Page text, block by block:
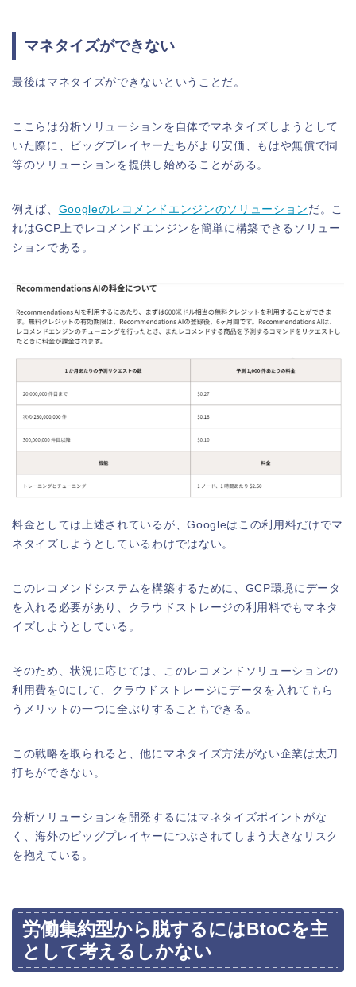
マネタイズができない
最後はマネタイズができないということだ。
ここらは分析ソリューションを自体でマネタイズしようとして
いた際に、ビッグプレイヤーたちがより安価、もはや無償で同
等のソリューションを提供し始めることがある。
例えば、 Googleのレコメンドエンジンのソリューション だ。こ
れはGCP上でレコメンドエンジンを簡単に構築できるソリュー
ションである。
料金としては上述されているが、Googleはこの利用料だけでマ
ネタイズしようとしているわけではない。
このレコメンドシステムを構築するために、GCP環境にデータ
を入れる必要があり、クラウドストレージの利用料でもマネタ
イズしようとしている。
そのため、状況に応じては、このレコメンドソリューションの
利用費を0にして、クラウドストレージにデータを入れてもら
うメリットの一つに全ぶりすることもできる。
この戦略を取られると、他にマネタイズ方法がない企業は太刀
打ちができない。
分析ソリューションを開発するにはマネタイズポイントがな
く、海外のビッグプレイヤーにつぶされてしまう大きなリスク
を抱えている。
労働集約型から脱するにはBtoCを主
として考えるしかない